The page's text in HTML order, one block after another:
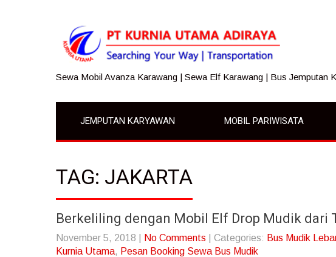
Sewa Mobil Avanza Karawang | Sewa Elf Karawang | Bus Jemputan
JEMPUTAN KARYAWAN MOBIL PARIWISATA
TAG: JAKARTA
Berkeliling dengan Mobil Elf Drop Mudik dari
November 5, 2018 No Comments | Categories: Bus Mudik
Kurnia Utama, Pesan Booking Sewa Bus Mudik